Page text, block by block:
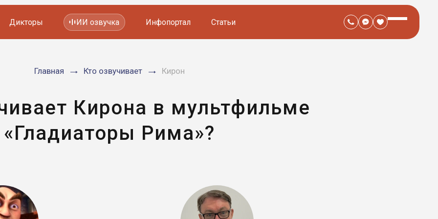
Мультфильмов
Дикторы ИИ озвучка Инфопортал Статьи
Главная Кто озвучивает Кирон
Кирона в мультфильме
«Гладиаторы Рима»?